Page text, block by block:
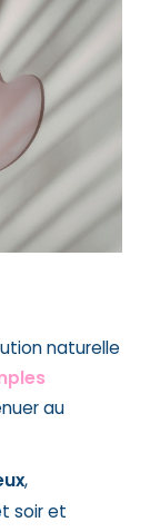
naturelle
au
,
soir et